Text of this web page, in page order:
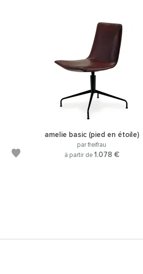
amelie basic (pied en étoile)
par freifrau
à partir de 1.078 €